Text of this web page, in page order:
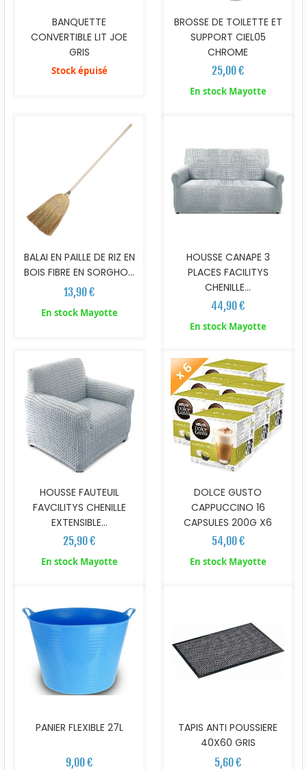
BANQUETTE
CONVERTIBLE LIT JOE
GRIS
Stock épuisé
BROSSE DE TOILETTE ET
SUPPORT CIEL05
CHROME
25,00 €
En stock Mayotte
BALAI EN PAILLE DE RIZ EN
BOIS FIBRE EN SORGHO...
13,90 €
En stock Mayotte
HOUSSE CANAPE 3
PLACES FACILITYS
CHENILLE...
44,90 €
En stock Mayotte
HOUSSE FAUTEUIL
FAVCILITYS CHENILLE
EXTENSIBLE...
25,90 €
En stock Mayotte
DOLCE GUSTO
CAPPUCCINO 16
CAPSULES 200G X6
54,00 €
En stock Mayotte
PANIER FLEXIBLE 27L
9,00 €
TAPIS ANTI POUSSIERE
40X60 GRIS
5,60 €